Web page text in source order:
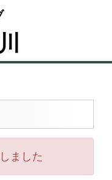
ました